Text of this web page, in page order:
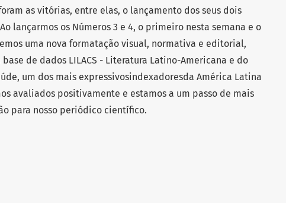
as vitórias, entre elas, o lançamento dos seus dois
lançarmos os Números 3 e 4, o primeiro nesta semana e o
uma nova formatação visual, normativa e editorial,
de dados LILACS - Literatura Latino-Americana e do
um dos mais expressivosindexadoresda América Latina
avaliados positivamente e estamos a um passo de mais
para nosso periódico científico.